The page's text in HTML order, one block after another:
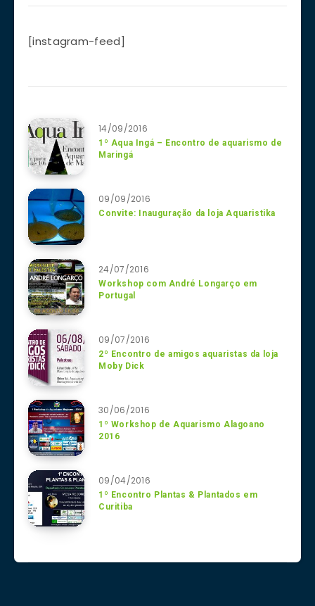
[instagram-feed]
14/09/2016
1º Aqua Ingá – Encontro de aquarismo de
Maringá
09/09/2016
Convite: Inauguração da loja Aquaristika
24/07/2016
Workshop com André Longarço em
Portugal
09/07/2016
2º Encontro de amigos aquaristas da loja
Moby Dick
30/06/2016
1º Workshop de Aquarismo Alagoano
2016
09/04/2016
1º Encontro Plantas & Plantados em
Curitiba